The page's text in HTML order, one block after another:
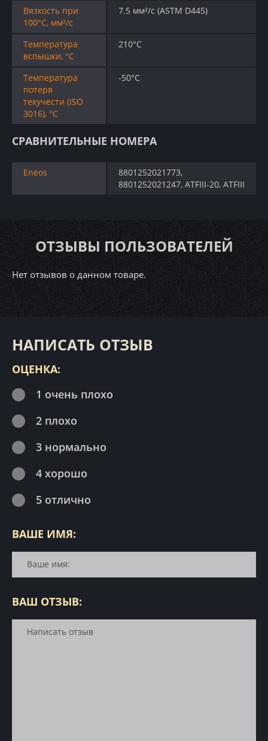
Вязкость при
100°C, мм²/с
7.5 мм²/с (ASTM D445)
Температура
вспышки, °C
210°C
Температура
потеря
текучести (ISO
3016), °C
-50°C
СРАВНИТЕЛЬНЫЕ НОМЕРА
Eneos
8801252021773,
8801252021247, ATFIII-20, ATFIII
ОТЗЫВЫ ПОЛЬЗОВАТЕЛЕЙ
Нет отзывов о данном товаре.
НАПИСАТЬ ОТЗЫВ
ОЦЕНКА:
1 очень плохо
2 плохо
3 нормально
4 хорошо
5 отлично
ВАШЕ ИМЯ:
ВАШ ОТЗЫВ: